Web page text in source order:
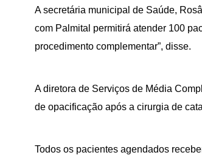
A secretária municipal de Saúde,
com Palmital permitirá atender 100
procedimento complementar”, disse.
A diretora de Serviços de Média
de opacificação após a cirurgia de
Todos os pacientes agendados